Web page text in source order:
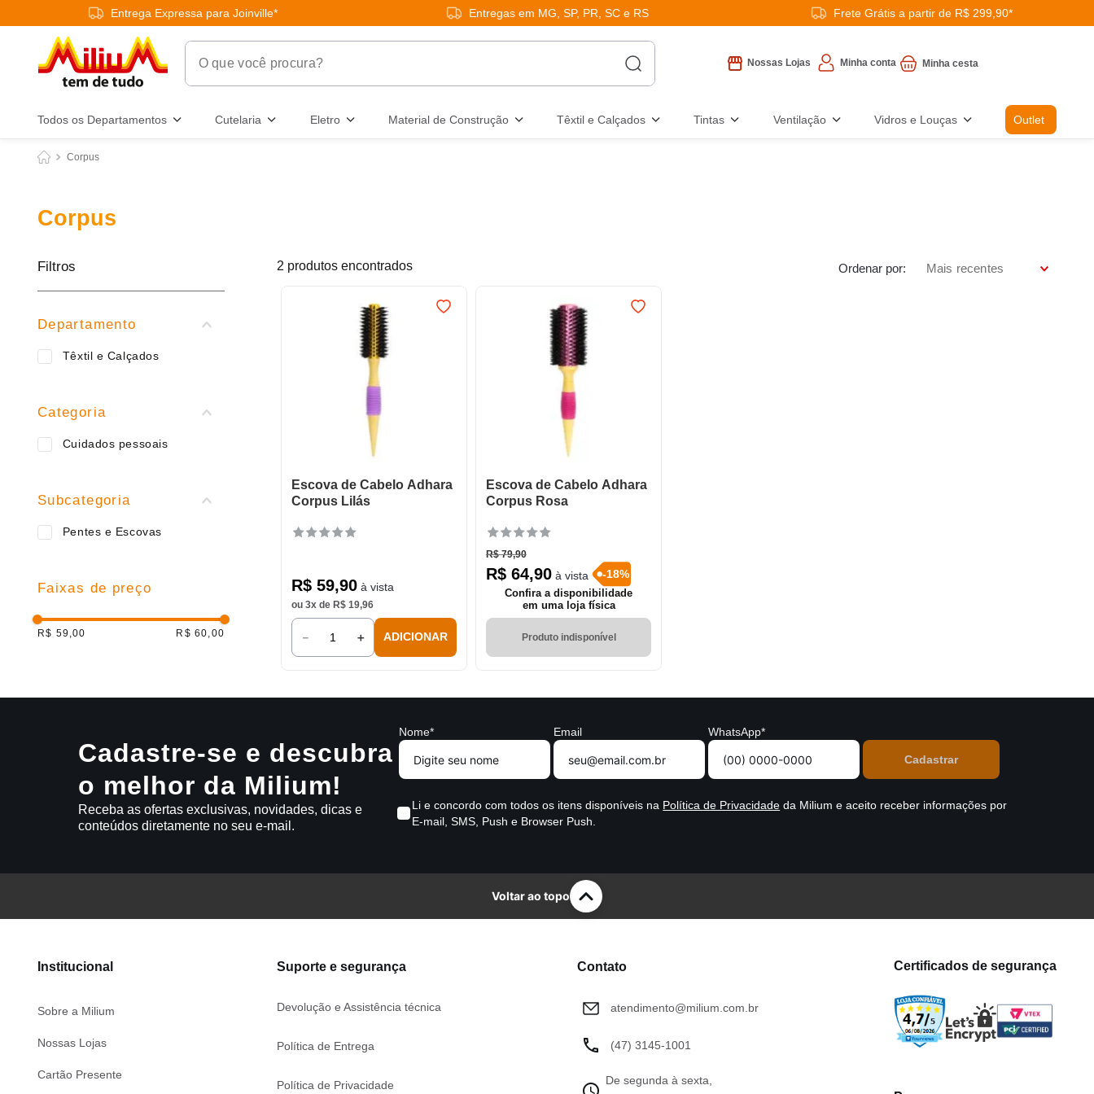
Entrega Expressa para Joinville* Entregas em MG, SP, PR, SC e RS Frete Grátis a partir de R$ 299,90*
O que você procura?
Nossas Lojas Minha conta
Todos os Departamentos Cutelaria Eletro Material de Construção Têxtil e Calçados Tintas Ventilação Vidros e Louças Outlet
Corpus
Corpus
Filtros
Departamento
Têxtil e Calçados
Categoria
Cuidados pessoais
Subcategoria
Pentes e Escovas
Faixas de preço
R$ 59,00 R$ 60,00
2 produtos Ordenar por Mais recentes
Escova de Cabelo Adhara
Corpus Lilás
R$ 59,90à vista
ou 3x de R$ 19,96
＋
－ ADICIONAR
Escova de Cabelo Adhara
Corpus Rosa
R$ 79,90
R$ 64,90à vista -18%
Confira a disponibilidade
em uma loja física
Produto indisponível
Cadastre-se e descubra
o melhor da Milium!
Receba as ofertas exclusivas, novidades, dicas e
conteúdos diretamente no seu e-mail.
Nome* Email WhatsApp*
Li e concordo com todos os itens disponíveis na Política de Privacidade da Milium e aceito receber informações por
E-mail, SMS, Push e Browser Push.
Voltar ao topo
Institucional
Sobre a Milium
Nossas Lojas
Cartão Presente
Suporte e segurança
Devolução e Assistência técnica
Política de Entrega
Política de Privacidade
Contato
atendimento@milium.com.br
(47) 3145-1001
De segunda à sexta,
Certificados de segurança